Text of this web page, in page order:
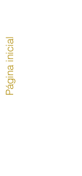
Página inicial